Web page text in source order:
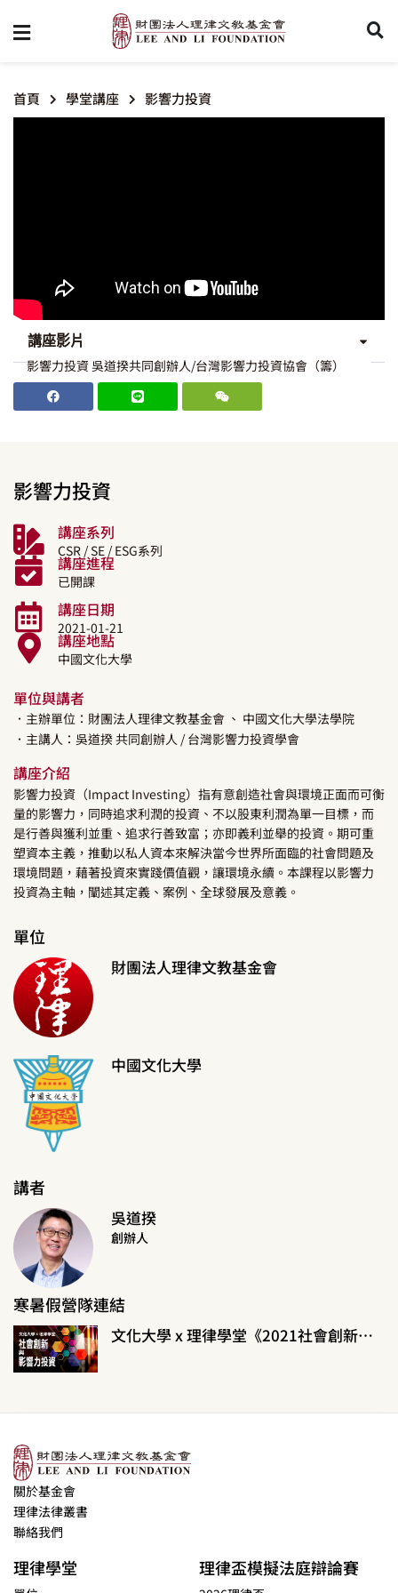
首頁 學堂講座 影響力投資
講座影片
影響力投資 吳道揆共同創辦人/台灣影響力投資協會（籌）
影響力投資
講座系列
CSR / SE / ESG系列
講座進程
已開課
講座日期
2021-01-21
講座地點
中國文化大學
單位與講者
．主辦單位：財團法人理律文教基金會 、 中國文化大學法學院
．主講人： 吳道揆共同創辦人 / 台灣影響力投資學會
講座介紹
影響力投資（Impact Investing）指有意創造社會與環境正面而可衡
量的影響力，同時追求利潤的投資、不以股東利潤為單一目標，而
是行善與獲利並重、追求行善致富；亦即義利並舉的投資。期可重
塑資本主義，推動以私人資本來解決當今世界所面臨的社會問題及
環境問題，藉著投資來實踐價值觀，讓環境永續。本課程以影響力
投資為主軸，闡述其定義、案例、全球發展及意義。
單位
財團法人理律文教基金會
中國文化大學
講者
吳道揆
創辦人
寒暑假營隊連結
文化大學 x 理律學堂《2021社會創新與影響力投資寒假營隊》
關於基金會
理律法律叢書
聯絡我們
理律學堂 理律盃模擬法庭辯論賽